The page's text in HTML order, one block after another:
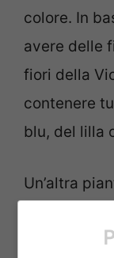
colore. In
avere delle
fiori della
contenere
blu, del lilla
Un’altra
facili da